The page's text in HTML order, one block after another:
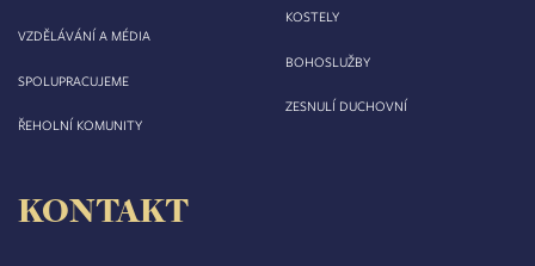
VZDĚLÁVÁNÍ A MÉDIA
SPOLUPRACUJEME
ŘEHOLNÍ KOMUNITY
KOSTELY
BOHOSLUŽBY
ZESNULÍ DUCHOVNÍ
KONTAKT